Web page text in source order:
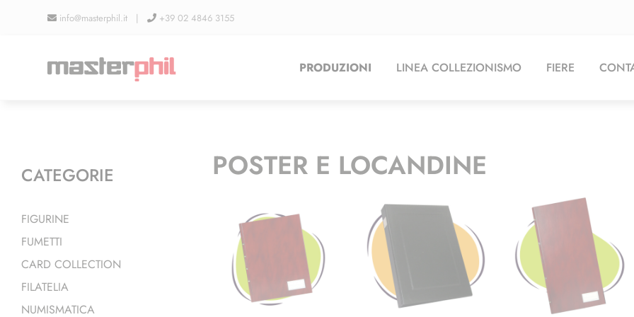
info@masterphil.it | +39 02 4846 3155
PRODUZIONI LINEA COLLEZIONISMO FIERE
POSTER E LOCANDINE
CATEGORIE
FIGURINE
FUMETTI
CARD COLLECTION
FILATELIA
NUMISMATICA